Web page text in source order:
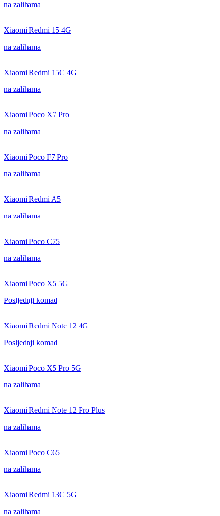
na zalihama
Xiaomi Redmi 15 4G
na zalihama
Xiaomi Redmi 15C 4G
na zalihama
Xiaomi Poco X7 Pro
na zalihama
Xiaomi Poco F7 Pro
na zalihama
Xiaomi Redmi A5
na zalihama
Xiaomi Poco C75
na zalihama
Xiaomi Poco X5 5G
Posljednji komad
Xiaomi Redmi Note 12 4G
Posljednji komad
Xiaomi Poco X5 Pro 5G
na zalihama
Xiaomi Redmi Note 12 Pro Plus
na zalihama
Xiaomi Poco C65
na zalihama
Xiaomi Redmi 13C 5G
na zalihama